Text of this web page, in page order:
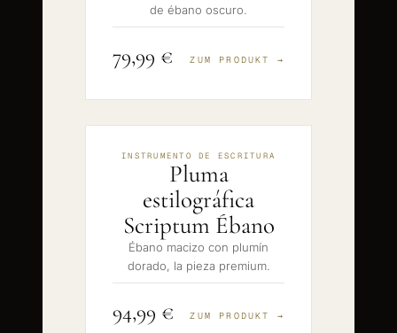
de ébano oscuro.
79,99 € ZUM PRODUKT →
INSTRUMENTO DE ESCRITURA
Pluma
estilográfica
Scriptum Ébano
Ébano macizo con plumín
dorado, la pieza premium.
94,99 € ZUM PRODUKT →